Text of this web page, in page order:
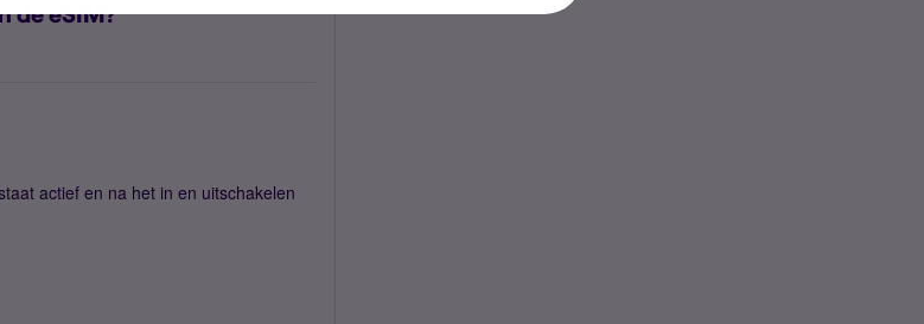
de eSIM?
actief en na het in en uitschakelen